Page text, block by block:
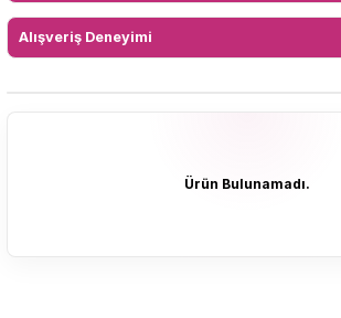
Alışveriş Deneyimi
Ürün Bulunamadı.